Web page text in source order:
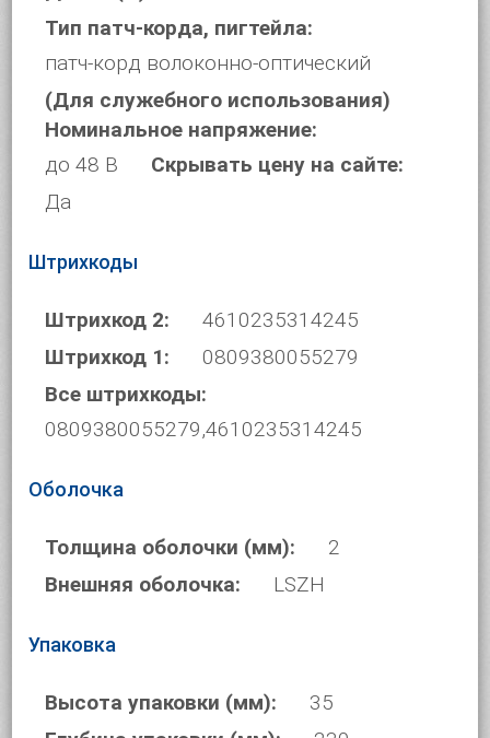
Тип патч-корда, пигтейла:
патч-корд волоконно-оптический
(Для служебного использования)
Номинальное напряжение:
до 48 В
Скрывать цену на сайте:
Да
Штрихкоды
Штрихкод 2:
4610235314245
Штрихкод 1:
0809380055279
Все штрихкоды:
0809380055279,4610235314245
Оболочка
Толщина оболочки (мм):
2
Внешняя оболочка:
LSZH
Упаковка
Высота упаковки (мм):
35